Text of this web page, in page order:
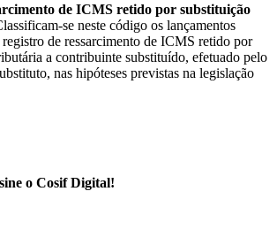
de ICMS retido por substituição
se neste código os lançamentos
registro de ressarcimento de ICMS retido por
a contribuinte substituído, efetuado pelo
nas hipóteses previstas na legislação
o Cosif Digital!